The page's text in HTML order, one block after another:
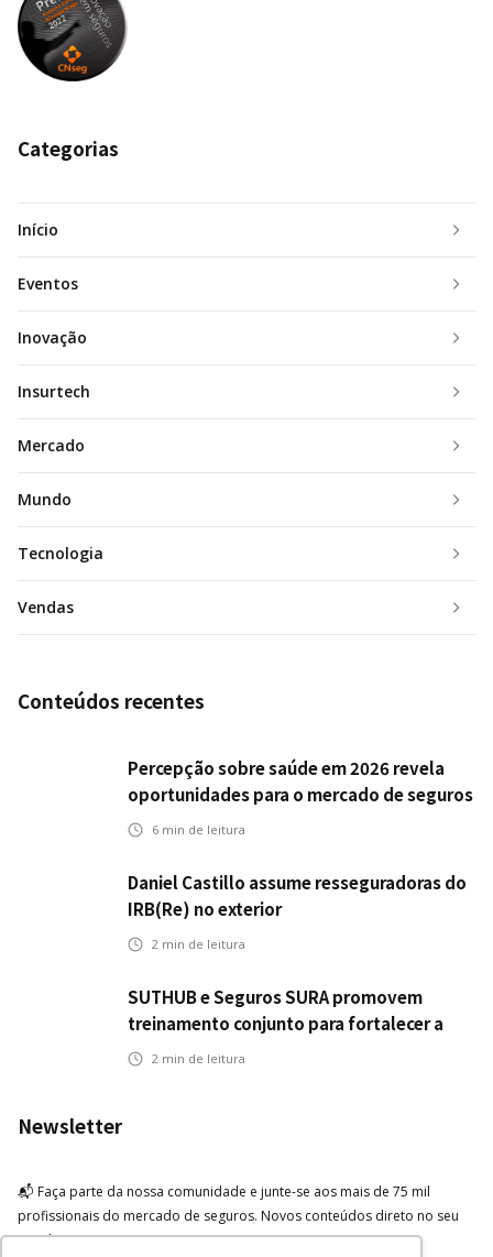
Categorias
Início
Eventos
Inovação
Insurtech
Mercado
Mundo
Tecnologia
Vendas
Conteúdos recentes
Percepção sobre saúde em 2026 revela
oportunidades para o mercado de seguros
ampliar cobertura e prevenção
6 min de leitura
Daniel Castillo assume resseguradoras do
IRB(Re) no exterior
2 min de leitura
SUTHUB e Seguros SURA promovem
treinamento conjunto para fortalecer a
operação comercial do Seguro Mobilidade
2 min de leitura
Newsletter
📬 Faça parte da nossa comunidade e junte-se aos mais de 75 mil
profissionais do mercado de seguros. Novos conteúdos direto no seu
email.